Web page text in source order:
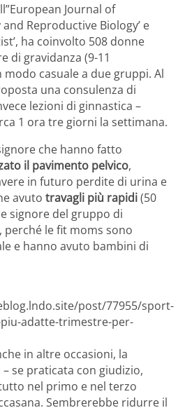
Journal of
Reproductive Biology’ e
ha coinvolto 508 donne
di gravidanza (9-11
casuale a due gruppi. Al
una consulenza di
lezioni di ginnastica –
1 ora tre giorni la settimana.
che hanno fatto
il pavimento pelvico,
in futuro perdite di urina e
avuto travagli più rapidi(50
signore del gruppo di
le fit moms sono
e hanno avuto bambini di
post/77955/sport-
adatte-trimestre-per-
in altre occasioni, la
se praticata con giudizio,
nel primo e nel terzo
Sembrerebbe ridurre il